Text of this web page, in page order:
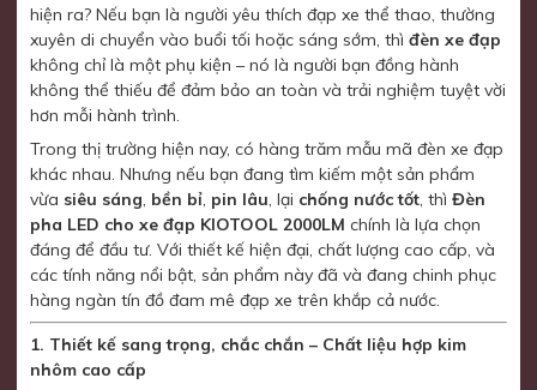
hiện ra? Nếu bạn là người yêu thích đạp xe thể thao, thường
xuyên di chuyển vào buổi tối hoặc sáng sớm, thì đèn xe đạp
không chỉ là một phụ kiện – nó là người bạn đồng hành
không thể thiếu để đảm bảo an toàn và trải nghiệm tuyệt vời
hơn mỗi hành trình.
Trong thị trường hiện nay, có hàng trăm mẫu mã đèn xe đạp
khác nhau. Nhưng nếu bạn đang tìm kiếm một sản phẩm
vừa siêu sáng bền bỉ pin lâu , lại chống nước tốt , thì Đèn
pha LED cho xe đạp KIOTOOL 2000LM chính là lựa chọn
đáng để đầu tư. Với thiết kế hiện đại, chất lượng cao cấp, và
các tính năng nổi bật, sản phẩm này đã và đang chinh phục
hàng ngàn tín đồ đam mê đạp xe trên khắp cả nước.
1. Thiết kế sang trọng, chắc chắn – Chất liệu hợp kim
nhôm cao cấp